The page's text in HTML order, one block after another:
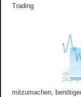
Trading
mitzumachen,